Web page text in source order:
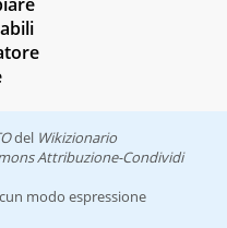
del Wikizionario
Attribuzione-Condividi
modo espressione